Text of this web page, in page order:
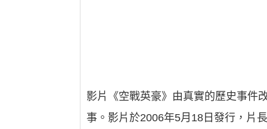
影片《空戰英豪》由真實的歷史事件
事。影片於2006年5月18日發行，片